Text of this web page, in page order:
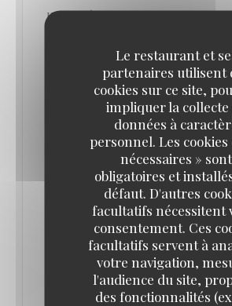
Le restaurant et
partenaires utilisent
cookies sur ce site,
impliquer la collecte
données à
personnel. Les cookies
nécessaires » sont
obligatoires et
défaut. D'autres
facultatifs nécessitent
consentement. Ces
facultatifs servent à
votre navigation,
l'audience du site,
des fonctionnalités
IL EST LÀ ! IL ARRIVE !
Le 17 novembre prochain, nous
grande pompe l’arrivée du Beaujolais
Pour accompagner la bouteille tant
vous avons concocté un programme
oignons (et aux lardons) pour les 24
festives de l’année !
- AU PROGAMME -
MINUIT - SONNER LA CLOCHE
Le 16 novembre à minuit, sonne la
Beaujolais nouveau !